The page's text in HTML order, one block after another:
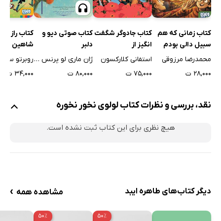
کتاب زمانی که هم
سبیل دالی بودم
محمدرضا مرزوقی
۲۸,۰۰۰ ت
کتاب جادوگر شگفت
انگیز از
استفانی کلارکسون
۷۵,۰۰۰ ت
کتاب صوتی دیو و
دلبر
ژان ماری لو پرنس دو بومونت
۸۰,۰۰۰ ت
کتاب راز
شاهین
روبرتو
۳۴,۰۰۰ ت
نقد، بررسی و نظرات کتاب لولوی نخور نخوره
هیچ نظری برای این کتاب ثبت نشده است.
دیگر کتاب‌های طاهره ایبد مشاهده همه ›
۵۰٪ ۵۰٪